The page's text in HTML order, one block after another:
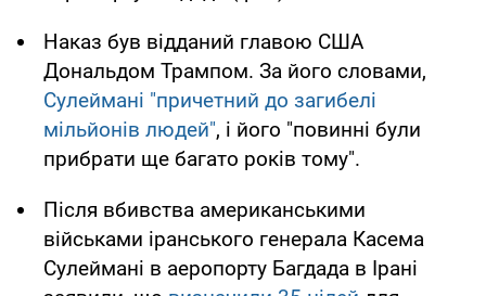
Наказ був відданий главою США
Дональдом Трампом. За його словами,
Сулеймані "причетний до загибелі
мільйонів людей", і його "повинні були
прибрати ще багато років тому".
Після вбивства американськими
військами іранського генерала Касема
Сулеймані в аеропорту Багдада в Ірані